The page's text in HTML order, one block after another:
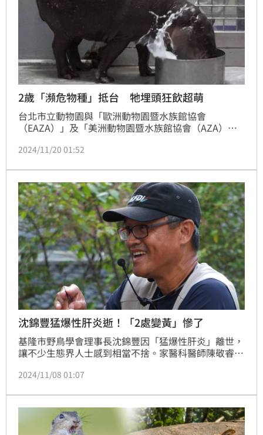
2歲「瀕危物種」抵台 牠埋頭狂飲超萌
台北市立動物園與「歐洲動物園暨水族館協會
（EAZA）」及「美洲動物園暨水族館協會（AZA）」
Group調度一隻雄性侏儒河馬Thabo來台。Thabo19
為期1個月的檢疫期，之後再移至新居，視適應狀況後
擇期與大家見面。
2024/11/20 01:52
沈錦豐猛爆性肝炎逝！「2處變黃」慘了
基隆市野鳥學會理事長沈錦豐因「猛爆性肝炎」離世，
讓不少生態界人士感到相當不捨。家醫科醫師陳敬睿日
較接近的應該是急性肝衰竭，亦可稱為猛爆性肝炎，而
性、高致死率的肝臟疾病，造成急性肝衰竭的常見原因
有5大原因
2024/11/08 01:07